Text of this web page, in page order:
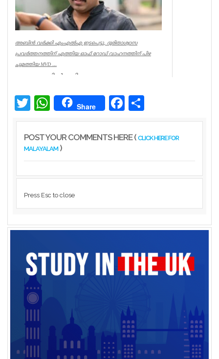
അബിൻ വർക്കി എംഎൽഎ ഇടപെട്ടു, ദുരിതാശ്വാസ
പ്രവർത്തനത്തിന് എത്തിയ ഓഫ് റോഡ് വാഹനത്തിന് പിഴ
ചുമത്തിയ MVD ...
ആറന്മുളയിൽ ദുരിതാശ്വാസ
വാഹനത്തിന് മോട്ടോർ വെഹിക്കിൾ
ഇൻസ്പെക്ടർ പിഴ ...
Twitter WhatsAppShare Facebook
POST YOUR COMMENTS HERE ( CLICK HERE FOR
MALAYALAM)
Press Esc to close